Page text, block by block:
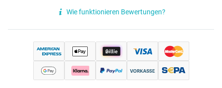
Wie funktionieren Bewertungen?